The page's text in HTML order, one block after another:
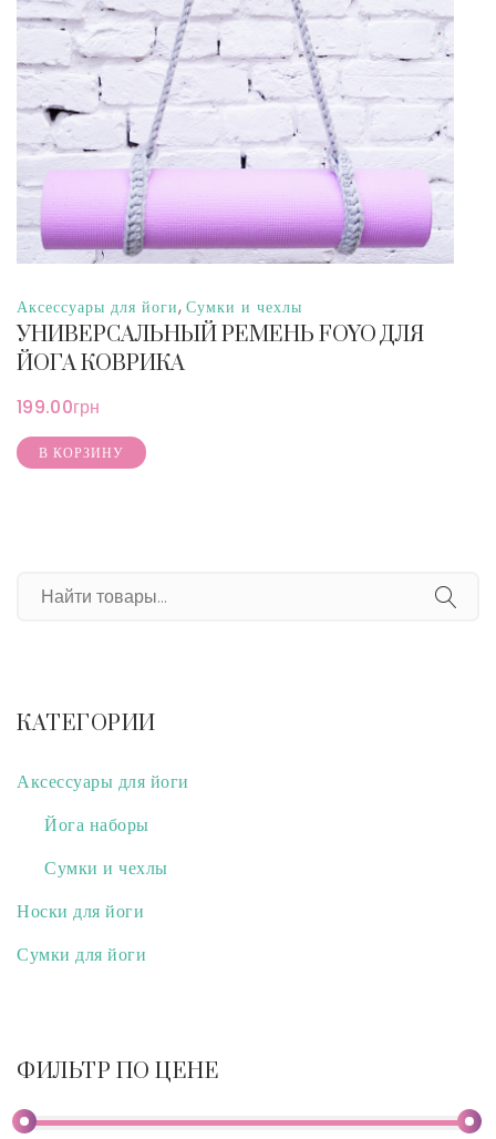
Аксессуары для йоги, Сумки и чехлы
УНИВЕРСАЛЬНЫЙ РЕМЕНЬ FOYO ДЛЯ
ЙОГА КОВРИКА
199.00грн
В КОРЗИНУ
КАТЕГОРИИ
Аксессуары для йоги
Йога наборы
Сумки и чехлы
Носки для йоги
Сумки для йоги
ФИЛЬТР ПО ЦЕНЕ